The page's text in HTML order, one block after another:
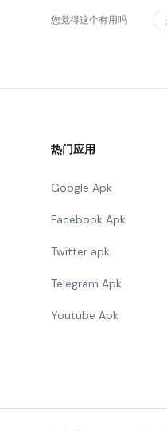
您觉得这个有用吗
热门应用
Google Apk
Facebook Apk
Twitter apk
Telegram Apk
Youtube Apk